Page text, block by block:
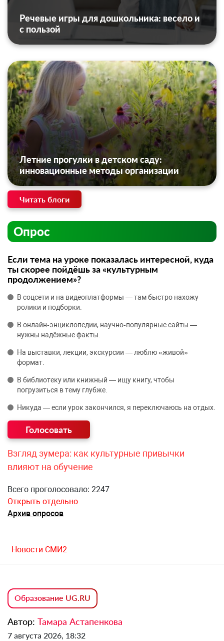
Речевые игры для дошкольника: весело и
с пользой
Летние прогулки в детском саду:
инновационные методы организации
Читать блоги
Опрос
Если тема на уроке показалась интересной, куда
ты скорее пойдёшь за «культурным
продолжением»?
В соцсети и на видеоплатформы — там быстро нахожу
ролики и подборки.
В онлайн‑энциклопедии, научно‑популярные сайты —
нужны надёжные факты.
На выставки, лекции, экскурсии — люблю «живой»
формат.
В библиотеку или книжный — ищу книгу, чтобы
погрузиться в тему глубже.
Никуда — если урок закончился, я переключаюсь на отдых.
Взгляд зумера: как культурные привычки
влияют на обучение
Всего проголосовало: 2247
Открыть отдельно
Архив опросов
Новости СМИ2
Образование UG.RU
Автор: Тамара Астапенкова
7 августа 2026, 18:32